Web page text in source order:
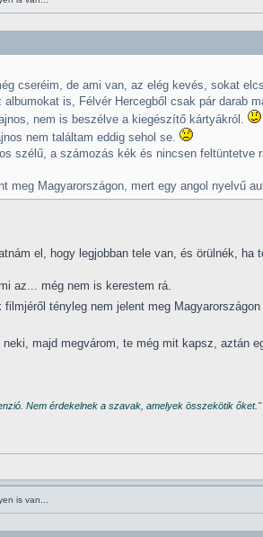
cseréim, de ami van, az elég kevés, sokat
is, Félvér Hercegből csak pár
nem is beszélve a kiegészítő kártyákról.
nem találtam eddig sehol se.
szélű, a számozás kék és nincsen
meg Magyarországon, mert egy angol nyelvű
el, hogy legjobban tele van, és örülnék, ha
az... még nem is kerestem rá.
tényleg nem jelent meg
majd megvárom, te még mit kapsz, aztán
Nem érdekelnek a szavak, amelyek összekötik őket."
is van...